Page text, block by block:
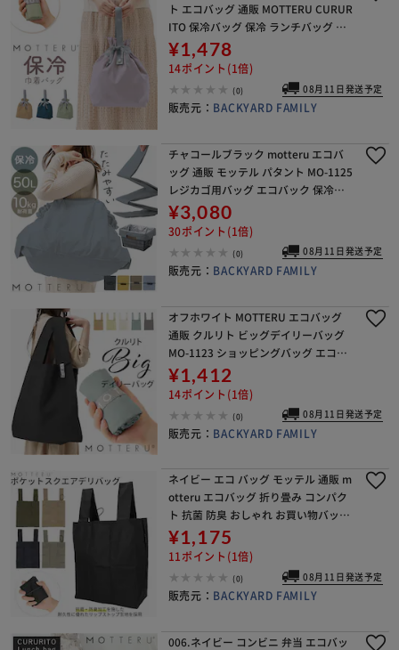
ト エコバッグ 通販 MOTTERU CURUR
ITO 保冷バッグ 保冷 ランチバッグ ラ
ンチバック エコバック 保冷バック 保
冷トート 折りたたみ コンパクト 巾
¥1,478
14ポイント(1倍)
(0) 08月11日発送予定
販売元： BACKYARD FAMILY
チャコールブラック motteru エコバ
ッグ 通販 モッテル パタント MO-1125
レジカゴ用バッグ エコバック 保冷バ
ッグ 大容量 折り畳み ポケッタブル パ
ッカブル 折りたたみ サブバッグ
¥3,080
30ポイント(1倍)
(0) 08月11日発送予定
販売元： BACKYARD FAMILY
オフホワイト MOTTERU エコバッグ
通販 クルリト ビッグデイリーバッグ
MO-1123 ショッピングバッグ エコバ
ック 大容量 サブバッグ 大きめ 大きい
サブバック お買い物バッグ おしゃれ
¥1,412
14ポイント(1倍)
(0) 08月11日発送予定
販売元： BACKYARD FAMILY
ネイビー エコ バッグ モッテル 通販 m
otteru エコバッグ 折り畳み コンパク
ト 抗菌 防臭 おしゃれ お買い物バッグ
買い物バッグ 軽量 デリバッグ 無地 レ
ジ袋 スクエア プチギフト サブ
¥1,175
11ポイント(1倍)
(0) 08月11日発送予定
販売元： BACKYARD FAMILY
006.ネイビー コンビニ 弁当 エコバッ